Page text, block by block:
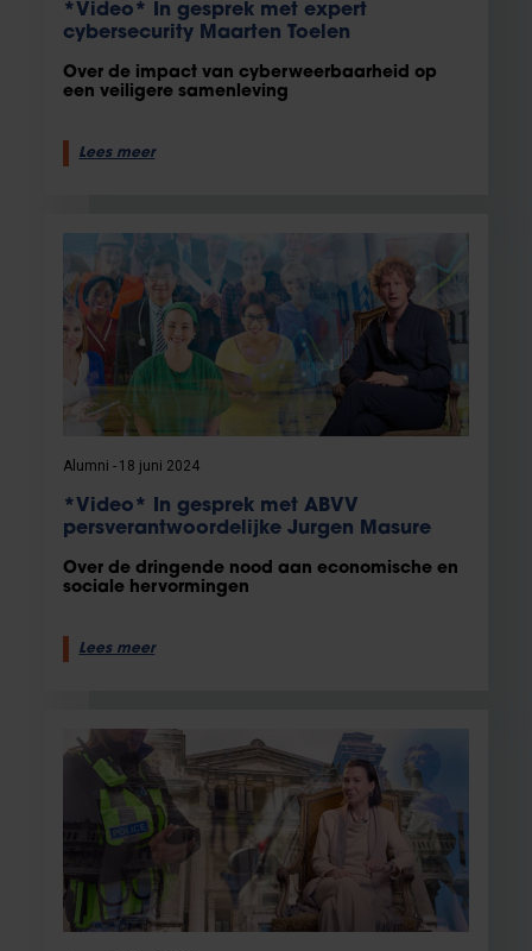
*Video* In gesprek met expert
cybersecurity Maarten Toelen
Over de impact van cyberweerbaarheid op
een veiligere samenleving
Lees meer
Alumni 18 juni 2024
*Video* In gesprek met ABVV
persverantwoordelijke Jurgen Masure
Over de dringende nood aan economische en
sociale hervormingen
Lees meer